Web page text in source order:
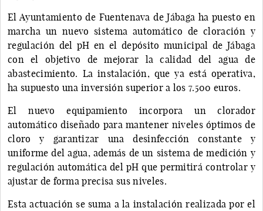
El Ayuntamiento de Fuentenava de Jábaga ha puesto en
marcha un nuevo sistema automático de cloración y
regulación del pH en el depósito municipal de Jábaga
con el objetivo de mejorar la calidad del agua de
abastecimiento. La instalación, que ya está operativa,
ha supuesto una inversión superior a los 7.500 euros.
El nuevo equipamiento incorpora un clorador
automático diseñado para mantener niveles óptimos de
cloro y garantizar una desinfección constante y
uniforme del agua, además de un sistema de medición y
regulación automática del pH que permitirá controlar y
ajustar de forma precisa sus niveles.
Esta actuación se suma a la instalación realizada por el